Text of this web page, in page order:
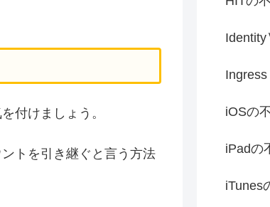
付けましょう。
トを引き継ぐと言う方法
iOSの
iPadの
iTunes